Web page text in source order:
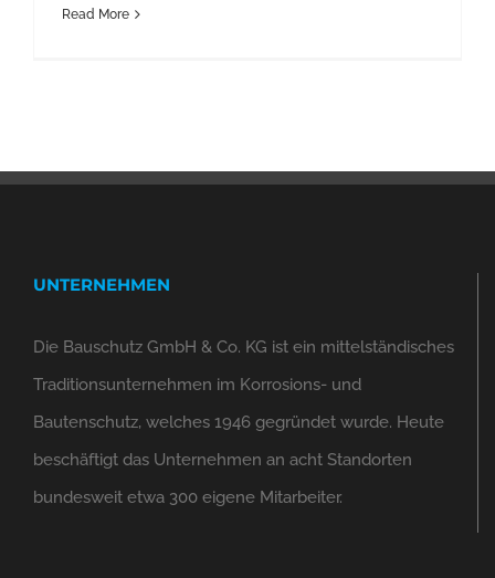
Read More
UNTERNEHMEN
Die Bauschutz GmbH & Co. KG ist ein mittelständisches
Traditionsunternehmen im Korrosions- und
Bautenschutz, welches 1946 gegründet wurde. Heute
beschäftigt das Unternehmen an acht Standorten
bundesweit etwa 300 eigene Mitarbeiter.